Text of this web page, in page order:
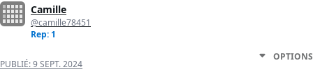
Camille
@camille78451
Rep: 1
PUBLIÉ:9 SEPT. 2024
OPTIONS